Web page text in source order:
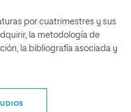
por cuatrimestres y sus
la metodología de
la bibliografía asociada y